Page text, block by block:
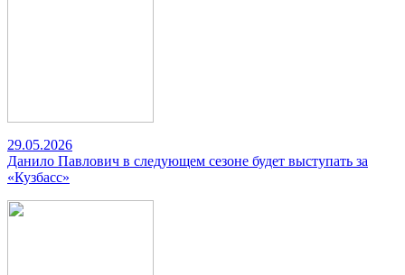
29.05.2026
Данило Павлович в следующем сезоне будет выступать за
«Кузбасс»